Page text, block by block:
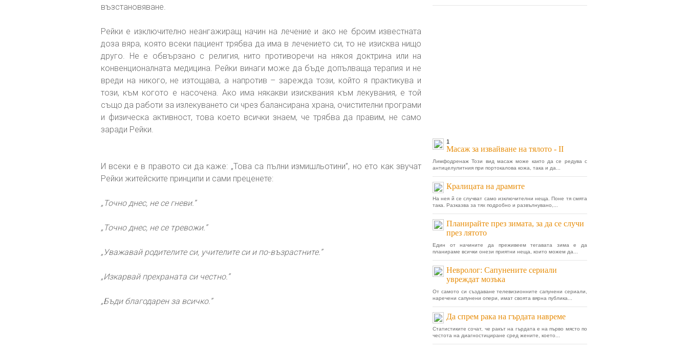
възстановяване.
Рейки е изключително неангажиращ начин на лечение и ако не броим известната
доза вяра, която всеки пациент трябва да има в лечението си, то не изисква нищо
друго. Не е обвързано с религия, нито противоречи на някоя доктрина или на
конвенционалната медицина. Рейки винаги може да бъде допълваща терапия и не
вреди на никого, не изтощава, а напротив – зарежда този, който я практикува и
този, към когото е насочена. Ако има някакви изисквания към лекувания, е той
също да работи за излекуването си чрез балансирана храна, очистителни програми
и физическа активност, това което всички знаем, че трябва да правим, не само
заради Рейки.
И всеки е в правото си да каже: „Това са пълни измишльотини”, но ето как звучат
Рейки житейските принципи и сами преценете:
„Точно днес, не се гневи.”
„Точно днес, не се тревожи.”
„Уважавай родителите си, учителите си и по-възрастните.”
„Изкарвай прехраната си честно.”
„Бъди благодарен за всичко.”
1
Масаж за извайване на тялото - II
Лимфодренаж Този вид масаж може както да се редува с
антицелулитния при портокалова кожа, така и да...
Кралицата на драмите
На нея й се случват само изключителни неща. Поне тя смята
така. Разказва за тях подробно и развълнувано,...
Планирайте през зимата, за да се случи
през лятото
Един от начините да преживеем тегавата зима е да
планираме всички онези приятни неща, които можем да...
Невролог: Сапунените сериали
увреждат мозъка
От самото си създаване телевизионните сапунени сериали,
наречени сапунени опери, имат своята вярна публика...
Да спрем рака на гърдата навреме
Статистиките сочат, че ракът на гърдата е на първо място по
честота на диагностициране сред жените, което...